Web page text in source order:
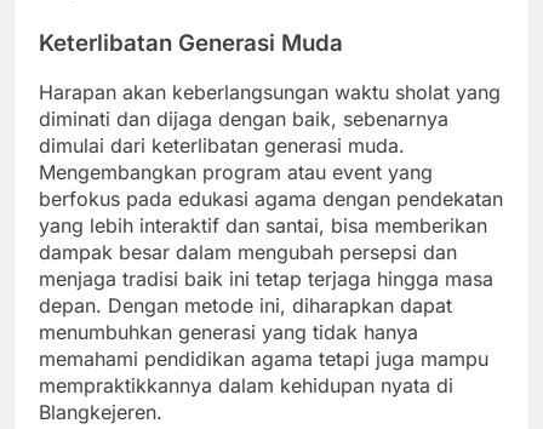
Keterlibatan Generasi Muda
Harapan akan keberlangsungan waktu sholat yang
diminati dan dijaga dengan baik, sebenarnya
dimulai dari keterlibatan generasi muda.
Mengembangkan program atau event yang
berfokus pada edukasi agama dengan pendekatan
yang lebih interaktif dan santai, bisa memberikan
dampak besar dalam mengubah persepsi dan
menjaga tradisi baik ini tetap terjaga hingga masa
depan. Dengan metode ini, diharapkan dapat
menumbuhkan generasi yang tidak hanya
memahami pendidikan agama tetapi juga mampu
mempraktikkannya dalam kehidupan nyata di
Blangkejeren.